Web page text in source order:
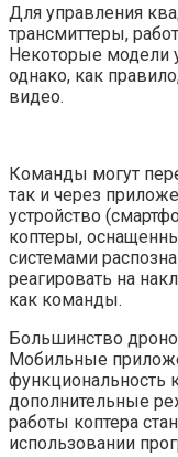
Для управления
трансмиттеры,
Некоторые модели
однако, как
видео.
Команды могут
так и через
устройство
коптеры,
системами
реагировать на
как команды.
Большинство
Мобильные
функциональность
дополнительные
работы коптера
использовании